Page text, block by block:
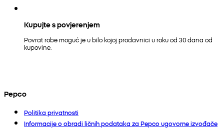
Kupujte s povjerenjem
Povrat robe moguć je u bilo kojoj prodavnici u roku od 30 dana od
kupovine.
Pepco
Politika privatnosti
Informacije o obradi ličnih podataka za Pepco ugovorne izvođače